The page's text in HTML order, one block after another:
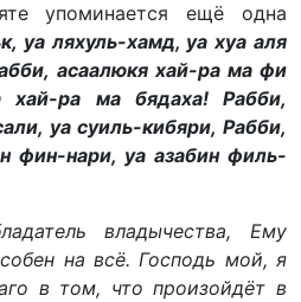
упоминается ещё одна
уа ляхуль-хамд, уа хуа аля
асаалюкя хай-ра ма фи
хай-ра ма бядаха! Рабби,
уа суиль-кибяри, Рабби,
фин-нари, уа азабин филь-
владычества, Ему
на всё. Господь мой, я
в том, что произойдёт в